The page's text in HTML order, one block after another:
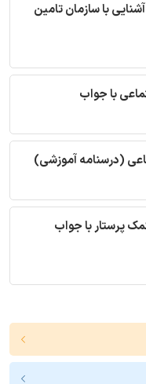
با سازمان تامین
با جواب
(درسنامه آموزشی)
پرستار با جواب